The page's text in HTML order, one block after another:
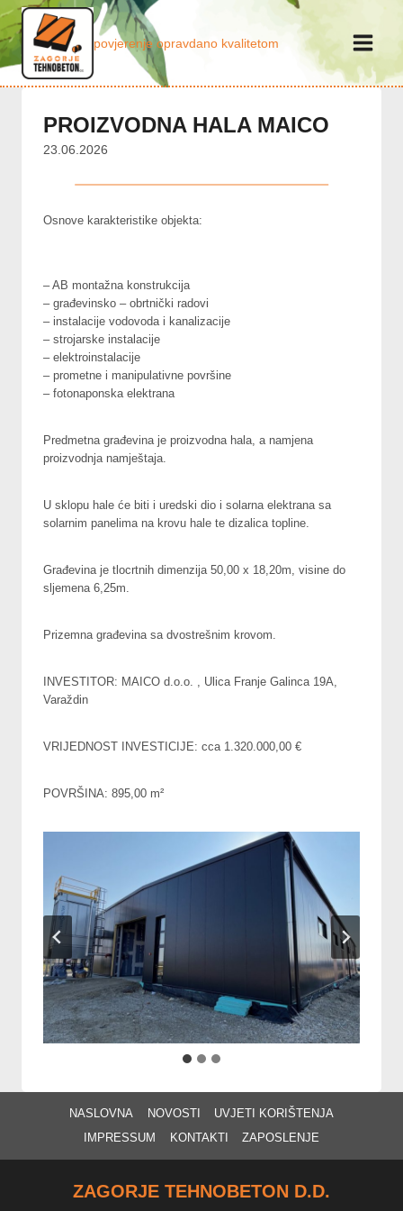
Skip
to
content
povjerenje opravdano kvalitetom
PROIZVODNA HALA MAICO
23.06.2026
Osnove karakteristike objekta:
– AB montažna konstrukcija
– građevinsko – obrtnički radovi
– instalacije vodovoda i kanalizacije
– strojarske instalacije
– elektroinstalacije
– prometne i manipulativne površine
– fotonaponska elektrana
Predmetna građevina je proizvodna hala, a namjena
proizvodnja namještaja.
U sklopu hale će biti i uredski dio i solarna elektrana sa
solarnim panelima na krovu hale te dizalica topline.
Građevina je tlocrtnih dimenzija 50,00 x 18,20m, visine do
sljemena 6,25m.
Prizemna građevina sa dvostrešnim krovom.
INVESTITOR: MAICO d.o.o. , Ulica Franje Galinca 19A,
Varaždin
VRIJEDNOST INVESTICIJE: cca 1.320.000,00 €
POVRŠINA: 895,00 m²
NASLOVNA NOVOSTI
UVJETI KORIŠTENJA
IMPRESSUM
KONTAKTI ZAPOSLENJE
ZAGORJE TEHNOBETON D.D.